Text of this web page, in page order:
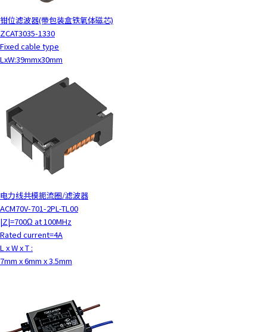
钳位滤波器(带包装盒铁氧体磁芯)
ZCAT3035-1330
Fixed cable type
LxW:39mmx30mm
电力线共模扼流圈/滤波器
ACM70V-701-2PL-TL00
|Z|=700Ω at 100MHz
Rated current=4A
L x W x T :
7mm x 6mm x 3.5mm